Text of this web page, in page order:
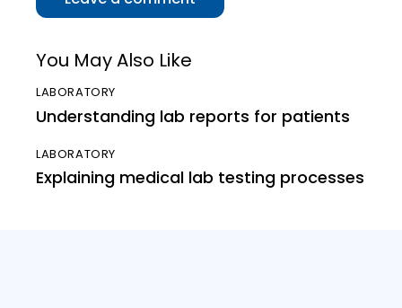
You May Also Like
LABORATORY
Understanding lab reports for patients
LABORATORY
Explaining medical lab testing processes